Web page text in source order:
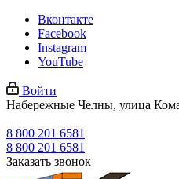
Вконтакте
Facebook
Instagram
YouTube
Войти
Набережные Челны, улица
8 800 201 6581
8 800 201 6581
Заказать звонок